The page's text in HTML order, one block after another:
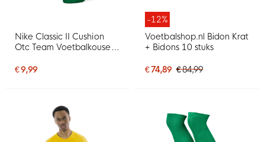
Nike Classic II Cushion
Otc Team Voetbalkousen
€ 9,99
-12%
Voetbalshop.nl Bidon Krat
+ Bidons 10 stuks
€ 74,89 € 84,99